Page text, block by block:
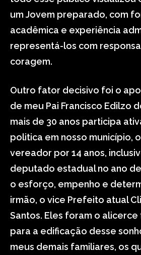
um Jovem preparado, com
acadêmica e experiência
representá-los com
coragem.
Outro fator decisivo foi o
de meu Pai Francisco Edilzo
mais de 30 anos participa
politica em nosso município,
vereador por 14 anos,
deputado estadual no ano
o esforço, empenho e
irmão, o vice Prefeito atual
Santos. Eles foram o
para a edificação desse
meus demais familiares, os